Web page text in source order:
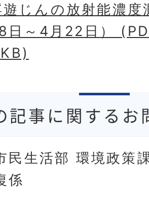
遊じんの放射能濃
日～4月22日）
記事に関するお
民生活部 環境政策
係